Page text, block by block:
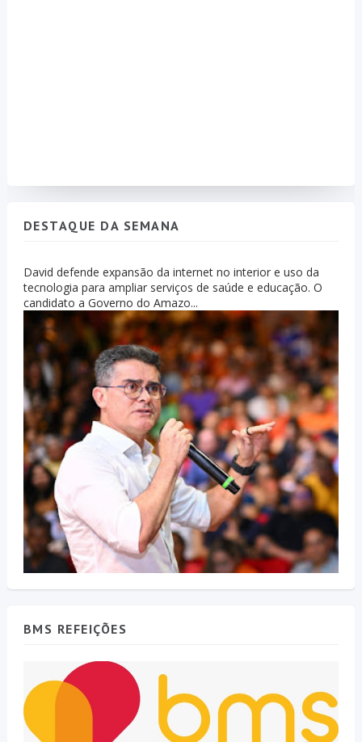
DESTAQUE DA SEMANA
David defende expansão da internet no interior e uso da
tecnologia para ampliar serviços de saúde e educação. O
candidato a Governo do Amazo...
BMS REFEIÇÕES